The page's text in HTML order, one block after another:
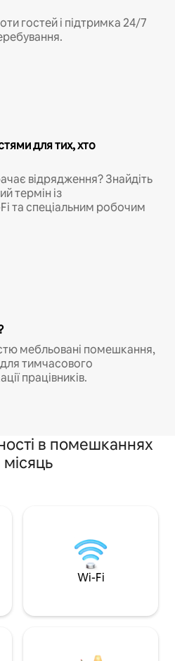
гостей і підтримка 24/7
для тих, хто
відрядження? Знайдіть
термін із
та спеціальним робочим
мебльовані помешкання,
для тимчасового
працівників.
в помешканнях
місяць
Wi-Fi